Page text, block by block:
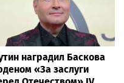
наградил Баскова
«За заслуги